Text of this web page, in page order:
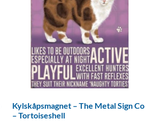
Kylskåpsmagnet – The Metal Sign Co
– Tortoiseshell